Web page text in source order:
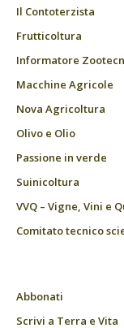
Il Contoterzista
Frutticoltura
Informatore
Macchine Agricole
Nova Agricoltura
Olivo e Olio
Passione in verde
Suinicoltura
VVQ – Vigne, Vini e
Comitato tecnico
Abbonati
Scrivi a Terra e Vita